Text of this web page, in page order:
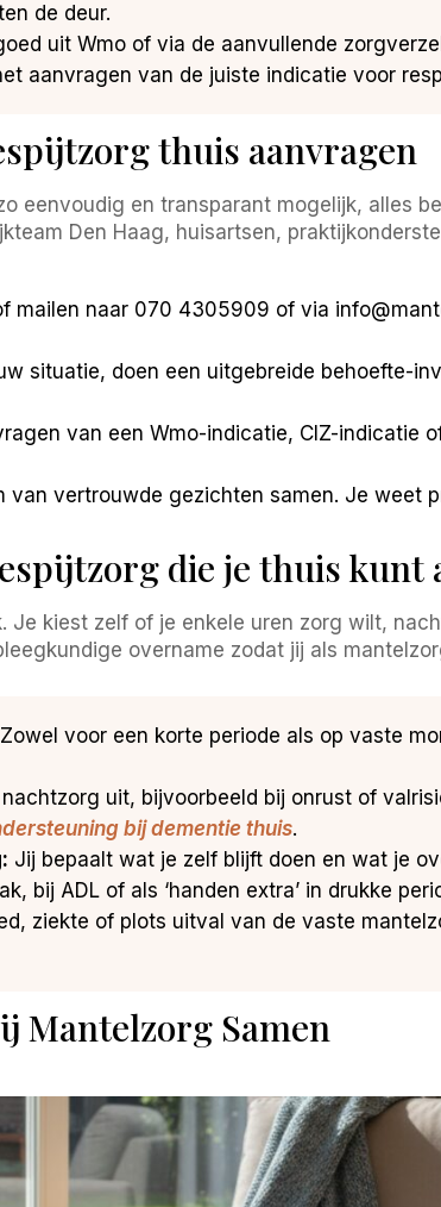
de deur.
uit Wmo of via de aanvullende
aanvragen van de juiste indicatie voor
thuis aanvragen
eenvoudig en transparant mogelijk, alles
Den Haag, huisartsen,
mailen naar 070 4305909 of via
situatie, doen een uitgebreide behoefte-
van een Wmo-indicatie, CIZ-indicatie
van vertrouwde gezichten samen. Je weet
die je thuis kunt
Je kiest zelf of je enkele uren zorg wilt,
overname zodat jij als
Zowel voor een korte periode als op vaste
nachtzorg uit, bijvoorbeeld bij onrust of
bij dementie thuis.
Jij bepaalt wat je zelf blijft doen en wat je
bij ADL of als ‘handen extra’ in drukke
ziekte of plots uitval van de vaste
Mantelzorg Samen